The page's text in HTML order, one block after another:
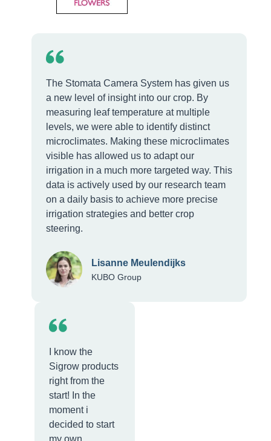
The Stomata Camera System has given us
a new level of insight into our crop. By
measuring leaf temperature at multiple
levels, we were able to identify distinct
microclimates. Making these microclimates
visible has allowed us to adapt our
irrigation in a much more targeted way. This
data is actively used by our research team
on a daily basis to achieve more precise
irrigation strategies and better crop
steering.
Lisanne Meulendijks
KUBO Group
I know the
Sigrow products
right from the
start! In the
moment i
decided to start